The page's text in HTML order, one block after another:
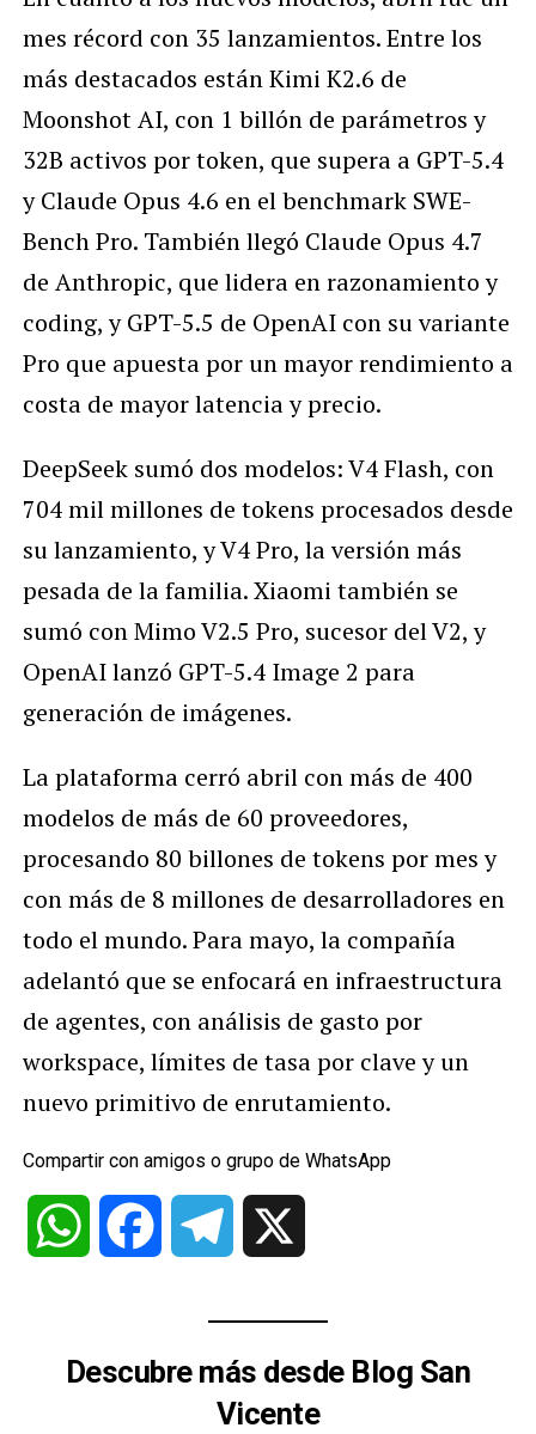
mes récord con 35 lanzamientos. Entre los
más destacados están Kimi K2.6 de
Moonshot AI, con 1 billón de parámetros y
32B activos por token, que supera a GPT-5.4
y Claude Opus 4.6 en el benchmark SWE-
Bench Pro. También llegó Claude Opus 4.7
de Anthropic, que lidera en razonamiento y
coding, y GPT-5.5 de OpenAI con su variante
Pro que apuesta por un mayor rendimiento a
costa de mayor latencia y precio.
DeepSeek sumó dos modelos: V4 Flash, con
704 mil millones de tokens procesados desde
su lanzamiento, y V4 Pro, la versión más
pesada de la familia. Xiaomi también se
sumó con Mimo V2.5 Pro, sucesor del V2, y
OpenAI lanzó GPT-5.4 Image 2 para
generación de imágenes.
La plataforma cerró abril con más de 400
modelos de más de 60 proveedores,
procesando 80 billones de tokens por mes y
con más de 8 millones de desarrolladores en
todo el mundo. Para mayo, la compañía
adelantó que se enfocará en infraestructura
de agentes, con análisis de gasto por
workspace, límites de tasa por clave y un
nuevo primitivo de enrutamiento.
Compartir con amigos o grupo de WhatsApp
WhatsApp Facebook Telegram
Descubre más desde Blog San
Vicente